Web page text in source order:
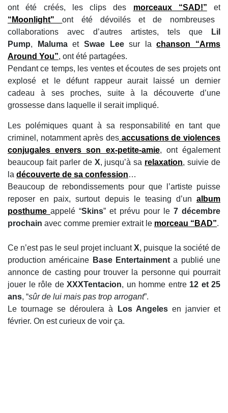
ont été créés, les clips des morceaux “SAD!” et
“Moonlight"ont été dévoilés et de nombreuses
collaborations avec d’autres artistes, tels que Lil
Pump, MalumaetSwae Leesur lachanson “Arms
Around You”, ont été partagées.
Pendant ce temps, les ventes et écoutes de ses projets ont
explosé et le défunt rappeur aurait laissé un dernier
cadeau à ses proches, suite à la découverte d’une
grossesse dans laquelle il serait impliqué.
Les polémiques quant à sa responsabilité en tant que
criminel, notamment après des accusations de violences
conjugales envers son ex-petite-amie, ont également
beaucoup fait parler de X, jusqu’à sa relaxation, suivie de
la découverte de sa confession…
Beaucoup de rebondissements pour que l’artiste puisse
reposer en paix, surtout depuis le teasing d’un album
posthume appelé “Skins” et prévu pour le 7 décembre
prochain avec comme premier extrait le morceau “BAD”.
Ce n’est pas le seul projet incluantX, puisque la société de
production américaine Base Entertainmenta publié une
annonce de casting pour trouver la personne qui pourrait
jouer le rôle deXXXTentacion, un homme entre 12 et 25
ans, “sûr de lui mais pas trop arrogant”.
Le tournage se déroulera à
Los Angelesen janvier et
février. On est curieux de voir ça.